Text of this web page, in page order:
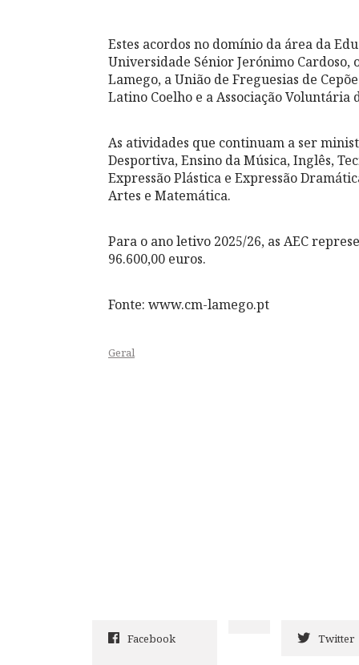
Estes acordos no domínio da área da
Universidade Sénior Jerónimo Cardoso,
Lamego, a União de Freguesias de
Latino Coelho e a Associação Voluntária
As atividades que continuam a ser
Desportiva, Ensino da Música, Inglês,
Expressão Plástica e Expressão
Artes e Matemática.
Para o ano letivo 2025/26, as AEC
96.600,00 euros.
Fonte: www.cm-lamego.pt
Geral
Facebook Twitter